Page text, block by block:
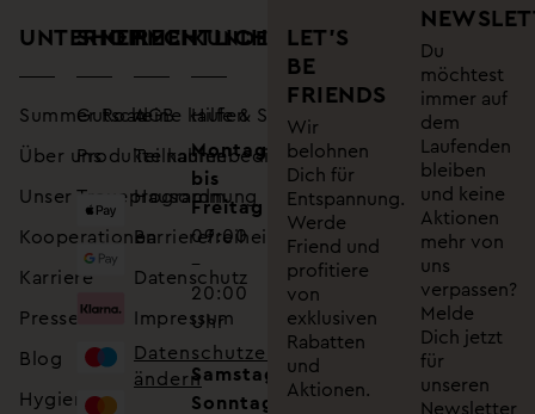
UNTERNEHMEN
Summer Road
Über uns
Unser Treueprogramm
Kooperationen
Karriere
Presse
Blog
Hygiene
SHOP
Gutscheine kaufen
Produkte kaufen
RECHTLICHES
AGB
Teilnahmebedingungen
Hausordnung
Barrierefreiheitserklärung
Datenschutz
Impressum
Datenschutzeinstellungen
ändern
KUNDENSUPPORT
Hilfe & Service
Montag
bis
Freitag
09:00
–
20:00
Uhr
Samstag,
Sonntag
LET’S
BE
FRIENDS
Wir
belohnen
Dich für
Entspannung.
Werde
Friend und
profitiere
von
exklusiven
Rabatten
und
Aktionen.
Du
möchtest
immer auf
dem
Laufenden
bleiben
und keine
Aktionen
mehr von
uns
verpassen?
Melde
Dich jetzt
für
unseren